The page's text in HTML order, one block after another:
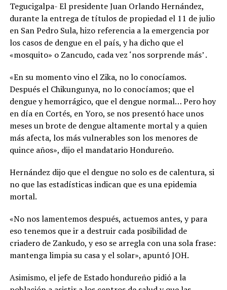
Tegucigalpa- El presidente Juan Orlando Hernández,
durante la entrega de títulos de propiedad el 11 de julio
en San Pedro Sula, hizo referencia a la emergencia por
los casos de dengue en el país, y ha dicho que el
«mosquito» o Zancudo, cada vez ‘nos sorprende más’ .
«En su momento vino el Zika, no lo conocíamos.
Después el Chikungunya, no lo conocíamos; que el
dengue y hemorrágico, que el dengue normal… Pero hoy
en día en Cortés, en Yoro, se nos presentó hace unos
meses un brote de dengue altamente mortal y a quien
más afecta, los más vulnerables son los menores de
quince años», dijo el mandatario Hondureño.
Hernández dijo que el dengue no solo es de calentura, si
no que las estadísticas indican que es una epidemia
mortal.
«No nos lamentemos después, actuemos antes, y para
eso tenemos que ir a destruir cada posibilidad de
criadero de Zankudo, y eso se arregla con una sola frase:
mantenga limpia su casa y el solar», apuntó JOH.
Asimismo, el jefe de Estado hondureño pidió a la